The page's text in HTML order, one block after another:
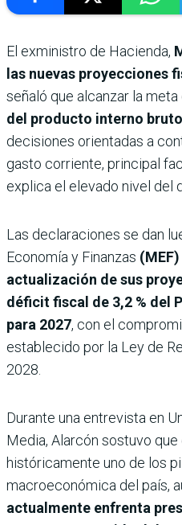
El exministro de Hacienda,
las nuevas proyecciones
señaló que alcanzar la
del producto interno
decisiones orientadas a
gasto corriente, principal
explica el elevado nivel del
Las declaraciones se dan
Economía y Finanzas
actualización de sus
déficit fiscal de 3,2 % del
para 2027, con el
establecido por la Ley de
2028.
Durante una entrevista en
Media, Alarcón sostuvo
históricamente uno de los
macroeconómica del país,
actualmente enfrenta